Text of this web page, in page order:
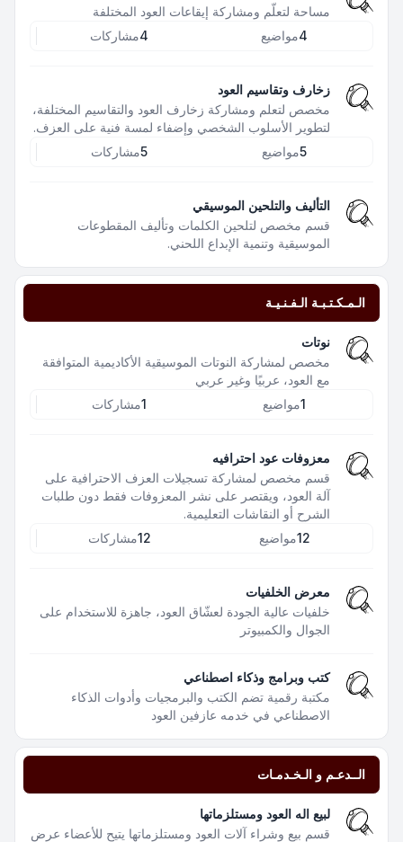
مساحة لتعلّم ومشاركة إيقاعات العود المختلفة
4مواضيع 4مشاركات
زخارف وتقاسيم العود
مخصص لتعلم ومشاركة زخارف العود والتقاسيم المختلفة،
لتطوير الأسلوب الشخصي وإضفاء لمسة فنية على العزف.
5مواضيع 5مشاركات
التأليف والتلحين الموسيقي
قسم مخصص لتلحين الكلمات وتأليف المقطوعات
الموسيقية وتنمية الإبداع اللحني.
الـمـكـتـبـة الـفـنـيـة
نوتات
مخصص لمشاركة النوتات الموسيقية الأكاديمية المتوافقة
مع العود، عربيًا وغير عربي
1مواضيع 1مشاركات
معزوفات عود احترافيه
قسم مخصص لمشاركة تسجيلات العزف الاحترافية على
آلة العود، ويقتصر على نشر المعزوفات فقط دون طلبات
الشرح أو النقاشات التعليمية.
12مواضيع 12مشاركات
معرض الخلفيات
خلفيات عالية الجودة لعشّاق العود، جاهزة للاستخدام على
الجوال والكمبيوتر
كتب وبرامج وذكاء اصطناعي
مكتبة رقمية تضم الكتب والبرمجيات وأدوات الذكاء
الاصطناعي في خدمه عازفين العود
الــدعـم و الـخـدمـات
لبيع اله العود ومستلزماتها
قسم بيع وشراء آلات العود ومستلزماتها يتيح للأعضاء عرض